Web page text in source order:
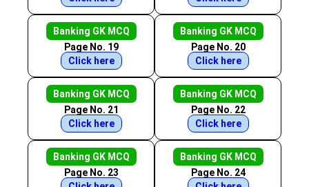
Banking GK MCQ
Page No. 19
Click here
Banking GK MCQ
Page No. 20
Click here
Banking GK MCQ
Page No. 21
Click here
Banking GK MCQ
Page No. 22
Click here
Banking GK MCQ
Page No. 23
Banking GK MCQ
Page No. 24